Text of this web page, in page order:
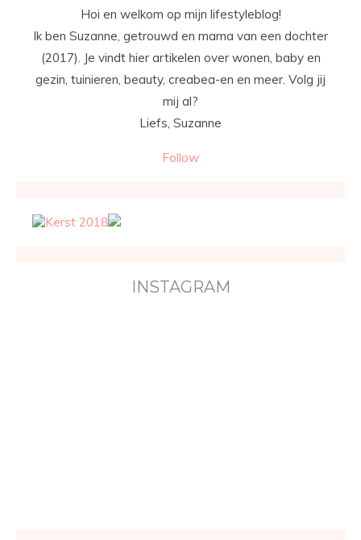
Hoi en welkom op mijn lifestyleblog!
Ik ben Suzanne, getrouwd en mama van een dochter
(2017). Je vindt hier artikelen over wonen, baby en
gezin, tuinieren, beauty, creabea-en en meer. Volg jij
mij al?
Liefs, Suzanne
Follow
INSTAGRAM